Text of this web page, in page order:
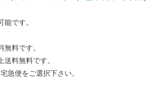
です。
料です。
料無料です。
急便をご選択下さい。